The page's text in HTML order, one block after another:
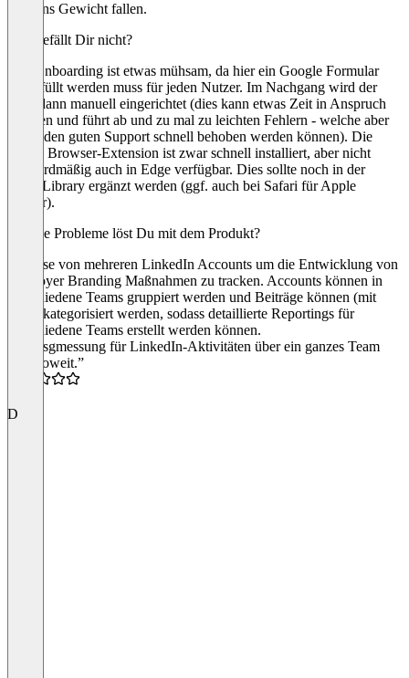
stark ins Gewicht fallen.
Was gefällt Dir nicht?
Das Onboarding ist etwas mühsam, da hier ein Google Formular
ausgefüllt werden muss für jeden Nutzer. Im Nachgang wird der
User dann manuell eingerichtet (dies kann etwas Zeit in Anspruch
nehmen und führt ab und zu mal zu leichten Fehlern - welche aber
durch den guten Support schnell behoben werden können). Die
Shield Browser-Extension ist zwar schnell installiert, aber nicht
standardmäßig auch in Edge verfügbar. Dies sollte noch in der
Edge-Library ergänzt werden (ggf. auch bei Safari für Apple
Nutzer).
Welche Probleme löst Du mit dem Produkt?
Analyse von mehreren LinkedIn Accounts um die Entwicklung von
Employer Branding Maßnahmen zu tracken. Accounts können in
verschiedene Teams gruppiert werden und Beiträge können (mit
Tags) kategorisiert werden, sodass detaillierte Reportings für
verschiedene Teams erstellt werden können.
“Erfolsgmessung für LinkedIn-Aktivitäten über ein ganzes Team
läuft soweit.”
D